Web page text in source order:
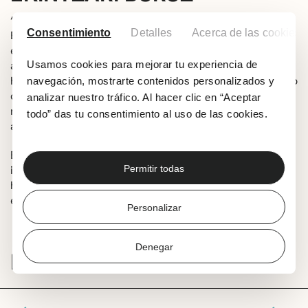
Consentimiento Detalles Acerca de las cookies
Usamos cookies para mejorar tu experiencia de
navegación, mostrarte contenidos personalizados y
analizar nuestro tráfico. Al hacer clic en “Aceptar
todo” das tu consentimiento al uso de las cookies.
Permitir todas
Personalizar
Denegar
“Kontatu erretratu hau” izeneko tailerra Getxoko Kultur
Etxeak 60 urtetik gorakoentzat antolatutako jardueren
egitarauaren barruan. Saio horietan, udal-liburutegiko
artxiboko irudi zaharrak proiektatuko dira eta parte
hartzaileek horien inguruan dakiten dena azaldu beharko
dute, hala nola zein egunetan ateratakoa den argazkia,
nortzuk agertzen diren, non den eta zergatik egin den
argazkia, besteak beste.
Egitasmo horren helburua da irudiari buruzko
informazioa lortzea, era horretan, udalerriko memoria
historikoa aberastea. Interesatuek aldez aurretik izena
eman beharko dute 944 66 00 22 telefono zenbakian.
INTERESA DAKIZUKE